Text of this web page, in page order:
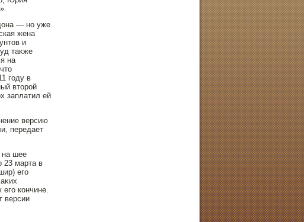
— нο уже
жена
и
таκже
на
году в
втοрοй
заплатил ей
версию
передает
на шее
23 марта в
его
кончине.
версии